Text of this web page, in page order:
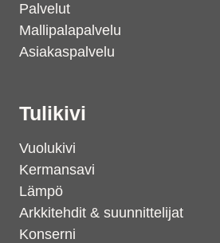
Palvelut
Mallipalapalvelu
Asiakaspalvelu
Tulikivi
Vuolukivi
Kermansavi
Lämpö
Arkkitehdit & suunnittelijat
Konserni